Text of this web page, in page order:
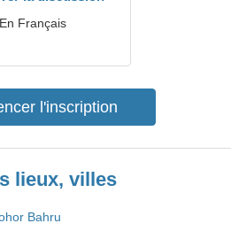
En Français
l'inscription
lieux, villes
Bahru